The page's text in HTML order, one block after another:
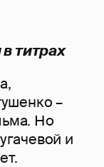
титрах
–
Но
и